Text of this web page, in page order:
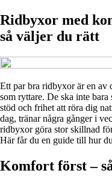
Ridbyxor med
så väljer du rätt
Ett par bra ridbyxor är en av
som ryttare. De ska inte
stöd och frihet att röra dig
dag, tränar några gånger i
ridbyxor göra stor skillnad
Här får du en guide till hur
Komfort först –